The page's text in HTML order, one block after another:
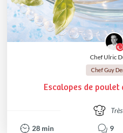
Chef Ulric
Chef Guy
Escalopes de
28 min 9